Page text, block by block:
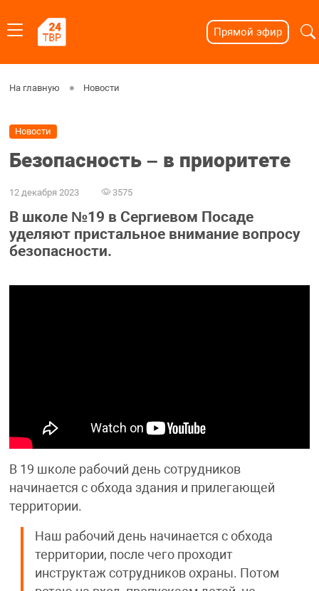
Прямой эфир
На главную Новости
Новости
Безопасность – в приоритете
12 декабря 2023 3575
В школе №19 в Сергиевом Посаде
уделяют пристальное внимание вопросу
безопасности.
В 19 школе рабочий день сотрудников
начинается с обхода здания и прилегающей
территории.
Наш рабочий день начинается с обхода
территории, после чего проходит
инструктаж сотрудников охраны. Потом